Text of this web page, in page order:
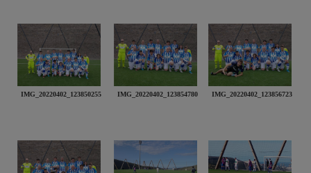
IMG_20220402_123850255 IMG_20220402_123854780 IMG_20220402_123856723